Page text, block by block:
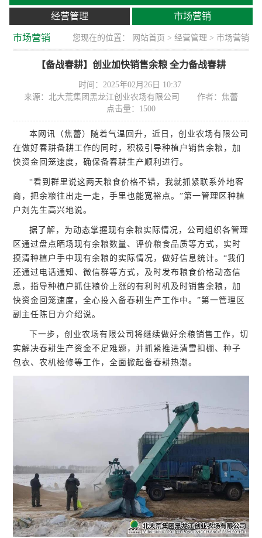
经营管理 市场营销
市场营销 您现在的位置： 网站首页 > 经营管理 > 市场营销
【备战春耕】创业加快销售余粮 全力备战春耕
时间：2025年02月26日 10:37
来源：北大荒集团黑龙江创业农场有限公司
作者：焦蕾
点击量： 1500
本网讯（焦蕾）随着气温回升，近日，创业农场有限公司
在做好春耕备耕工作的同时，积极引导种植户销售余粮，加
快资金回笼速度，确保备春耕生产顺利进行。
“看到群里说这两天粮食价格不错，我就抓紧联系外地客
商，把余粮往出走一走，手里也能宽裕点。”第一管理区种植
户刘先生高兴地说。
据了解，为动态掌握现有余粮实际情况，公司组织各管理
区通过盘点晒场现有余粮数量、评价粮食品质等方式，实时
摸清种植户手中现有余粮的实际情况，做好信息统计。“我们
还通过电话通知、微信群等方式，及时发布粮食价格动态信
息，指导种植户抓住粮价上涨的有利时机及时销售余粮，加
快资金回笼速度，全心投入备春耕生产工作中。”第一管理区
副主任陈日方介绍说。
下一步，创业农场有限公司将继续做好余粮销售工作，切
实解决春耕生产资金不足难题，并抓紧推进清雪扣棚、种子
包衣、农机检修等工作，全面掀起备春耕热潮。